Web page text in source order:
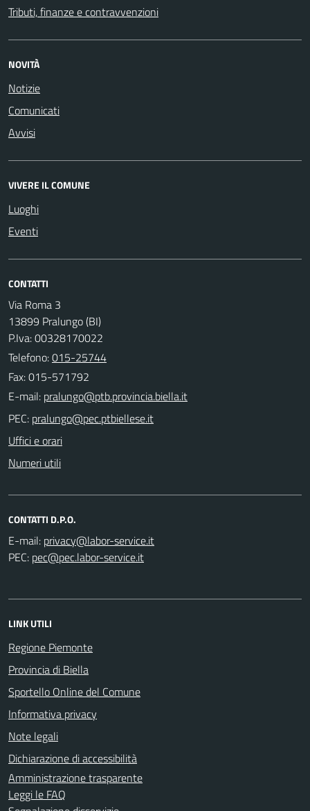
Tributi, finanze e contravvenzioni
NOVITÀ
Notizie
Comunicati
Avvisi
VIVERE IL COMUNE
Luoghi
Eventi
CONTATTI
Via Roma 3
13899 Pralungo (BI)
P.Iva: 00328170022
Telefono:015-25744
Fax: 015-571792
E-mail:
PEC:
Uffici e orari
Numeri utili
CONTATTI D.P.O.
E-mail:
PEC:
LINK UTILI
Regione Piemonte
Provincia di Biella
Sportello Online del Comune
Informativa privacy
Note legali
Dichiarazione di accessibilità
Amministrazione trasparente
Leggi le FAQ